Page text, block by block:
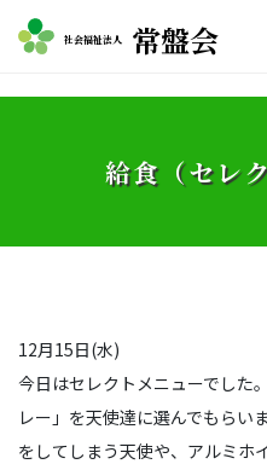
社会福祉法人 常盤会
給食（セレ
12月15日(水)
今日はセレクトメニューでした
レー」を天使達に選んでもらい
をしてしまう天使や、アルミホ